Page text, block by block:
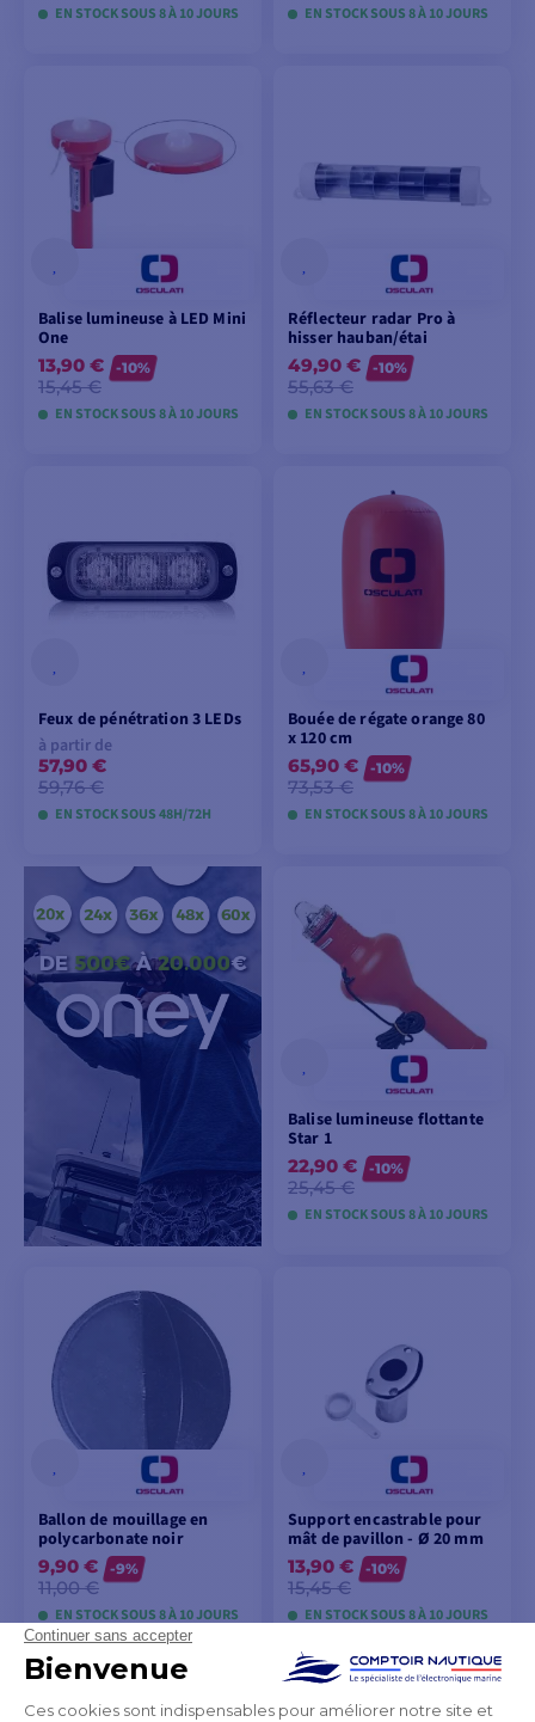
EN STOCK SOUS 8 À 10 JOURS EN STOCK SOUS 8 À 10 JOURS
Balise lumineuse à LED Mini
One
13,90 €
15,45 €
-10%
EN STOCK SOUS 8 À 10 JOURS
Réflecteur radar Pro à
hisser hauban/étai
49,90 €
55,63 €
-10%
EN STOCK SOUS 8 À 10 JOURS
VOIR LES MODÈLES
Feux de pénétration 3 LEDs
à partir de
57,90 €
59,76 €
EN STOCK SOUS 48H/72H
VOIR LES MODÈLES
Bouée de régate orange 80
x 120 cm
65,90 €
73,53 €
-10%
EN STOCK SOUS 8 À 10 JOURS
VOIR LES MODÈLES
Balise lumineuse flottante
Star 1
22,90 €
25,45 €
-10%
EN STOCK SOUS 8 À 10 JOURS
Ballon de mouillage en
polycarbonate noir
9,90 €
11,00 €
-9%
EN STOCK SOUS 8 À 10 JOURS
Support encastrable pour
mât de pavillon - Ø 20 mm
13,90 €
15,45 €
-10%
EN STOCK SOUS 8 À 10 JOURS